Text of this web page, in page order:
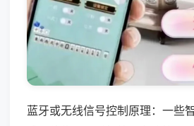
蓝牙或无线信号控制原理：一些